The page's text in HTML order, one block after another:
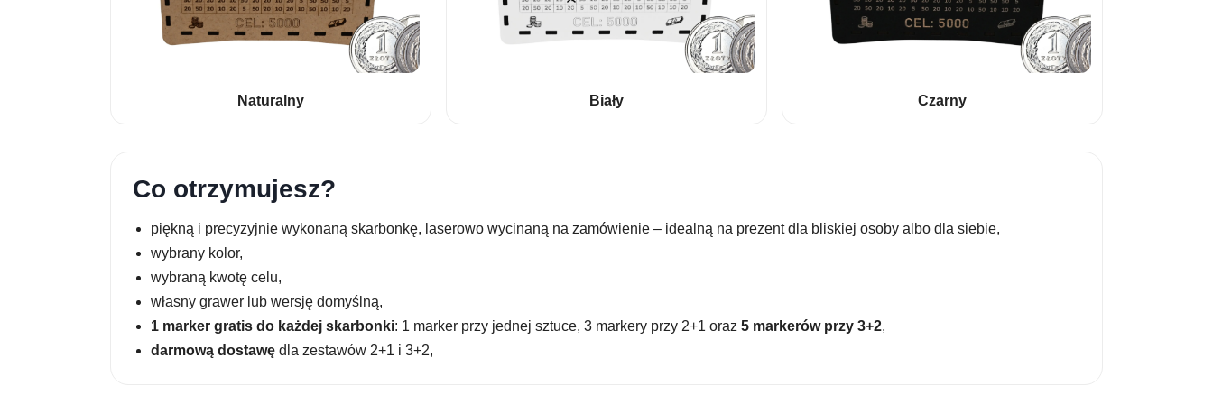
Naturalny Biały Czarny
Co otrzymujesz?
piękną i precyzyjnie wykonaną skarbonkę, laserowo wycinaną na zamówienie – idealną na prezent dla bliskiej osoby albo dla siebie,
wybrany kolor,
wybraną kwotę celu,
własny grawer lub wersję domyślną,
1 marker gratis do każdej skarbonki: 1 marker przy jednej sztuce, 3 markery przy 2+1 oraz 5 markerów przy 3+2,
darmową dostawę dla zestawów 2+1 i 3+2,